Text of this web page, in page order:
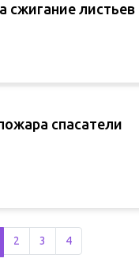
сжигание листьев
спасатели
2 3 4